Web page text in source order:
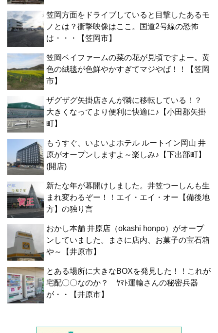
笠岡方面をドライブしていると目撃したあるモ
ノとは？衝撃映像はここ。国道2号線の恐怖
は・・・【笠岡市】
笠岡ベイファームの菜の花が見頃ですよー。黄
色の絨毯が色鮮やかすぎてマジやば！！【笠岡
市】
ザグザグ矢掛店さんが隣に移転している！？
大きくなってより便利に快適に♪【小田郡矢掛
町】
もうすぐ、いよいよホテル ルートイン岡山 井
原がオープンしますよ～楽しみ♪【下出部町】
(開店)
新たな年が幕開けしました。井笠つーしんも生
まれ変わるぞー！！エイ・エイ・オー【備後地
方】の独り言
おかし本舗 井原店（okashi honpo）がオープ
ンしていました。まさに店内、お菓子の宝石箱
や～【井原市】
とある場所に大きなBOXを発見した！！これが
宅配〇〇なのか？ ﾔﾏﾄ運輸さんの秘密兵器
が・・【井原市】